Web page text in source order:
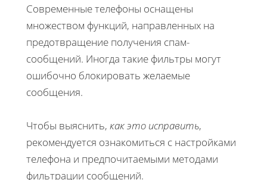
Современные телефоны оснащены
множеством функций, направленных на
предотвращение получения спам-
сообщений. Иногда такие фильтры могут
ошибочно блокировать желаемые
сообщения.
Чтобы выяснить, как это исправить,
рекомендуется ознакомиться с настройками
телефона и предпочитаемыми методами
фильтрации сообщений.